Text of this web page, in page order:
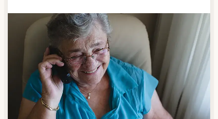
Schritt 3
Bestellen & liefern lassen
Suchen Sie sich aus dem Speiseplan Ihres Anbieters
aus, was Ihnen schmeckt. Bestellen Sie telefonisch,
schriftlich oder im Online-Shop Ihres Anbieters.
Ein Kurier liefert Ihnen das bestellte Essen zum
vereinbarten Zeitpunkt nach Hause. Bei vielen